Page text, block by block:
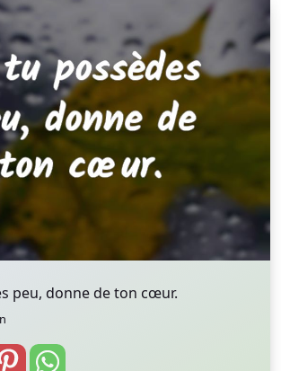
peu, donne de ton cœur.